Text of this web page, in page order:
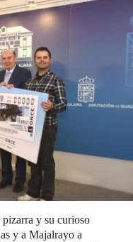
pizarra y su curioso
y a Majalrayo a